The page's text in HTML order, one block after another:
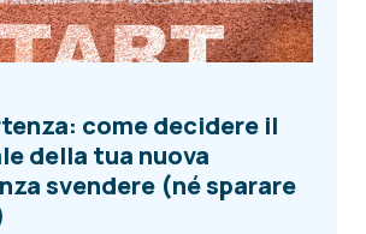
come decidere il
della tua nuova
svendere (né sparare